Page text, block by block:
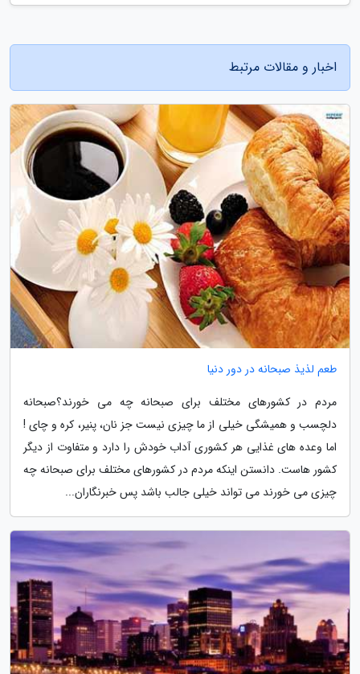
اخبار و مقالات مرتبط
طعم لذیذ صبحانه در دور دنیا
مردم در کشورهای مختلف برای صبحانه چه می خورند؟صبحانه
دلچسب و همیشگی خیلی از ما چیزی نیست جز نان، پنیر، کره و چای !
اما وعده های غذایی هر کشوری آداب خودش را دارد و متفاوت از دیگر
کشور هاست. دانستن اینکه مردم در کشورهای مختلف برای صبحانه چه
چیزی می خورند می تواند خیلی جالب باشد پس خبرنگاران...